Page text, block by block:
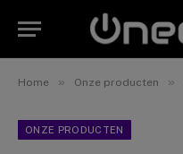
Home » Onze producten »
ONZE PRODUCTEN